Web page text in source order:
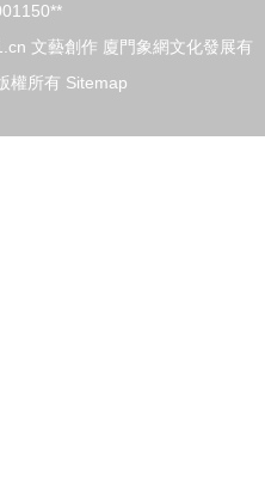
文藝創作 廈門象網文化發展有
權所有 Sitemap